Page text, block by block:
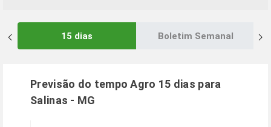
15 dias Boletim Semanal
Previsão do tempo Agro 15 dias para
Salinas - MG